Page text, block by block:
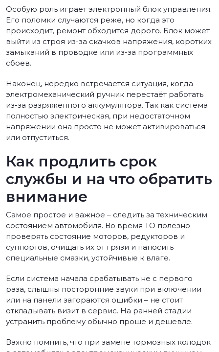
Особую роль играет электронный блок управления.
Его поломки случаются реже, но когда это
происходит, ремонт обходится дорого. Блок может
выйти из строя из-за скачков напряжения, коротких
замыканий в проводке или из-за программных
сбоев.
Наконец, нередко встречается ситуация, когда
электромеханический ручник перестаёт работать
из-за разряженного аккумулятора. Так как система
полностью электрическая, при недостаточном
напряжении она просто не может активироваться
или отпуститься.
Как продлить срок
службы и на что обратить
внимание
Самое простое и важное – следить за техническим
состоянием автомобиля. Во время ТО полезно
проверять состояние моторов, редукторов и
суппортов, очищать их от грязи и наносить
специальные смазки, устойчивые к влаге.
Если система начала срабатывать не с первого
раза, слышны посторонние звуки при включении
или на панели загораются ошибки – не стоит
откладывать визит в сервис. На ранней стадии
устранить проблему обычно проще и дешевле.
Важно помнить, что при замене тормозных колодок